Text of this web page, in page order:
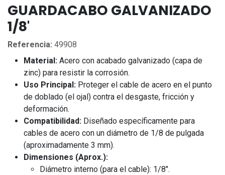
GUARDACABO GALVANIZADO
1/8'
Referencia: 49908
Material: Acero con acabado galvanizado (capa de
zinc) para resistir la corrosión.
Uso Principal: Proteger el cable de acero en el punto
de doblado (el ojal) contra el desgaste, fricción y
deformación.
Compatibilidad: Diseñado específicamente para
cables de acero con un diámetro de 1/8 de pulgada
(aproximadamente 3 mm).
Dimensiones (Aprox.):
Diámetro interno (para el cable): 1/8".